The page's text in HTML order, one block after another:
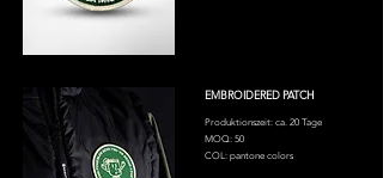
EMBROIDERED PATCH
Produktionszeit: ca. 20 Tage
MOQ: 50
COL: pantone colors